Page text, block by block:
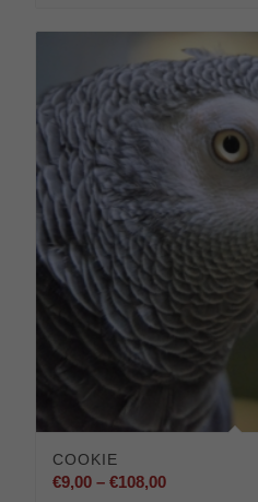
COOKIE
€9,00 –€108,00Preisspanne: